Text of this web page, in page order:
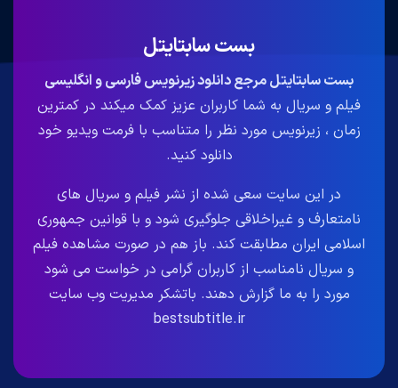
بست سابتایتل
بست سابتایتل مرجع دانلود زیرنویس فارسی و انگلیسی
فیلم و سریال به شما کاربران عزیز کمک میکند در کمترین
زمان ، زیرنویس مورد نظر را متناسب با فرمت ویدیو خود
دانلود کنید.
در این سایت سعی شده از نشر فیلم و سریال های
نامتعارف و غیراخلاقی جلوگیری شود و با قوانین جمهوری
اسلامی ایران مطابقت کند. باز هم در صورت مشاهده فیلم
و سریال نامناسب از کاربران گرامی در خواست می شود
مورد را به ما گزارش دهند. باتشکر مدیریت وب سایت
bestsubtitle.ir